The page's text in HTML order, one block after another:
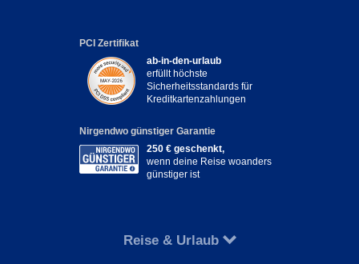
PCI Zertifikat
ab-in-den-urlaub
erfüllt höchste
Sicherheitsstandards für
Kreditkartenzahlungen
Nirgendwo günstiger Garantie
250 € geschenkt,
wenn deine Reise woanders
günstiger ist
Reise & Urlaub